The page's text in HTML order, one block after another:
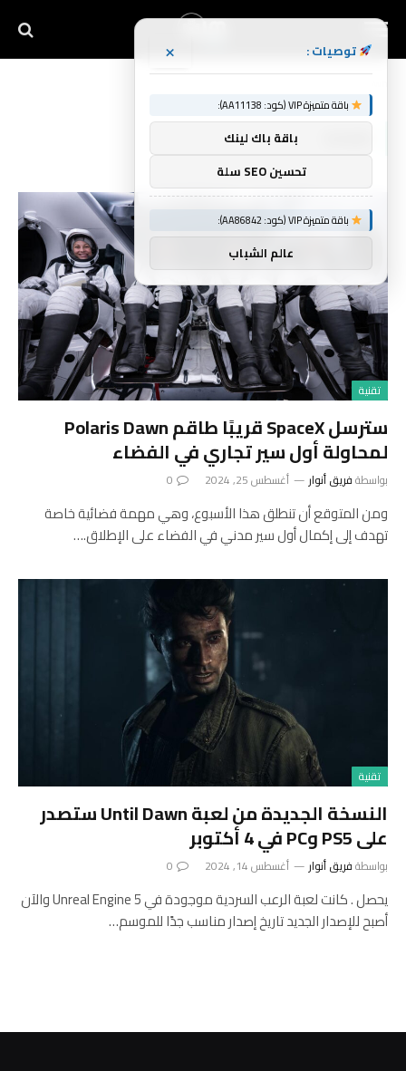
تقنية
سترسل SpaceX قريبًا طاقم Polaris Dawn
لمحاولة أول سير تجاري في الفضاء
بواسطةفريق أنوار أغسطس 25, 2024 0
ومن المتوقع أن تنطلق هذا الأسبوع، وهي مهمة فضائية خاصة
تهدف إلى إكمال أول سير مدني في الفضاء على الإطلاق.…
تقنية
النسخة الجديدة من لعبة Until Dawn ستصدر
على PS5 وPC في 4 أكتوبر
بواسطةفريق أنوار أغسطس 14, 2024 0
يحصل . كانت لعبة الرعب السردية موجودة في Unreal Engine 5 والآن
أصبح للإصدار الجديد تاريخ إصدار مناسب جدًا للموسم…
توصيات : ×
باقة متميزة VIP (كود: AA11138):
باقة باك لينك
تحسين SEO سلة
باقة متميزة VIP (كود: AA86842):
عالم الشباب